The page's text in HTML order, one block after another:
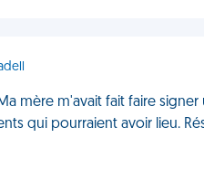
mère m'avait fait faire
qui pourraient avoir lieu.